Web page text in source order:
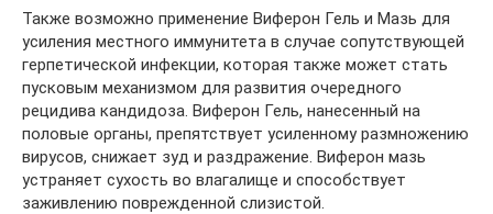
Также возможно применение Виферон Гель и Мазь для
усиления местного иммунитета в случае сопутствующей
герпетической инфекции, которая также может стать
пусковым механизмом для развития очередного
рецидива кандидоза. Виферон Гель, нанесенный на
половые органы, препятствует усиленному размножению
вирусов, снижает зуд и раздражение. Виферон мазь
устраняет сухость во влагалище и способствует
заживлению поврежденной слизистой.